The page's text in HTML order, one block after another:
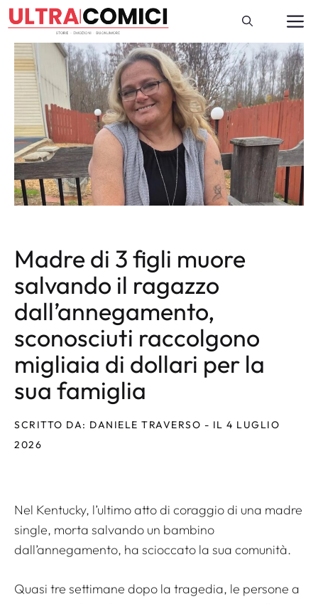
Vai
al
contenuto
Madre di 3 figli muore
salvando il ragazzo
dall’annegamento,
sconosciuti raccolgono
migliaia di dollari per la
sua famiglia
SCRITTO DA: DANIELE TRAVERSO - IL 4 LUGLIO
2026
Nel Kentucky, l’ultimo atto di coraggio di una madre
single, morta salvando un bambino
dall’annegamento, ha scioccato la sua comunità.
Quasi tre settimane dopo la tragedia, le persone a